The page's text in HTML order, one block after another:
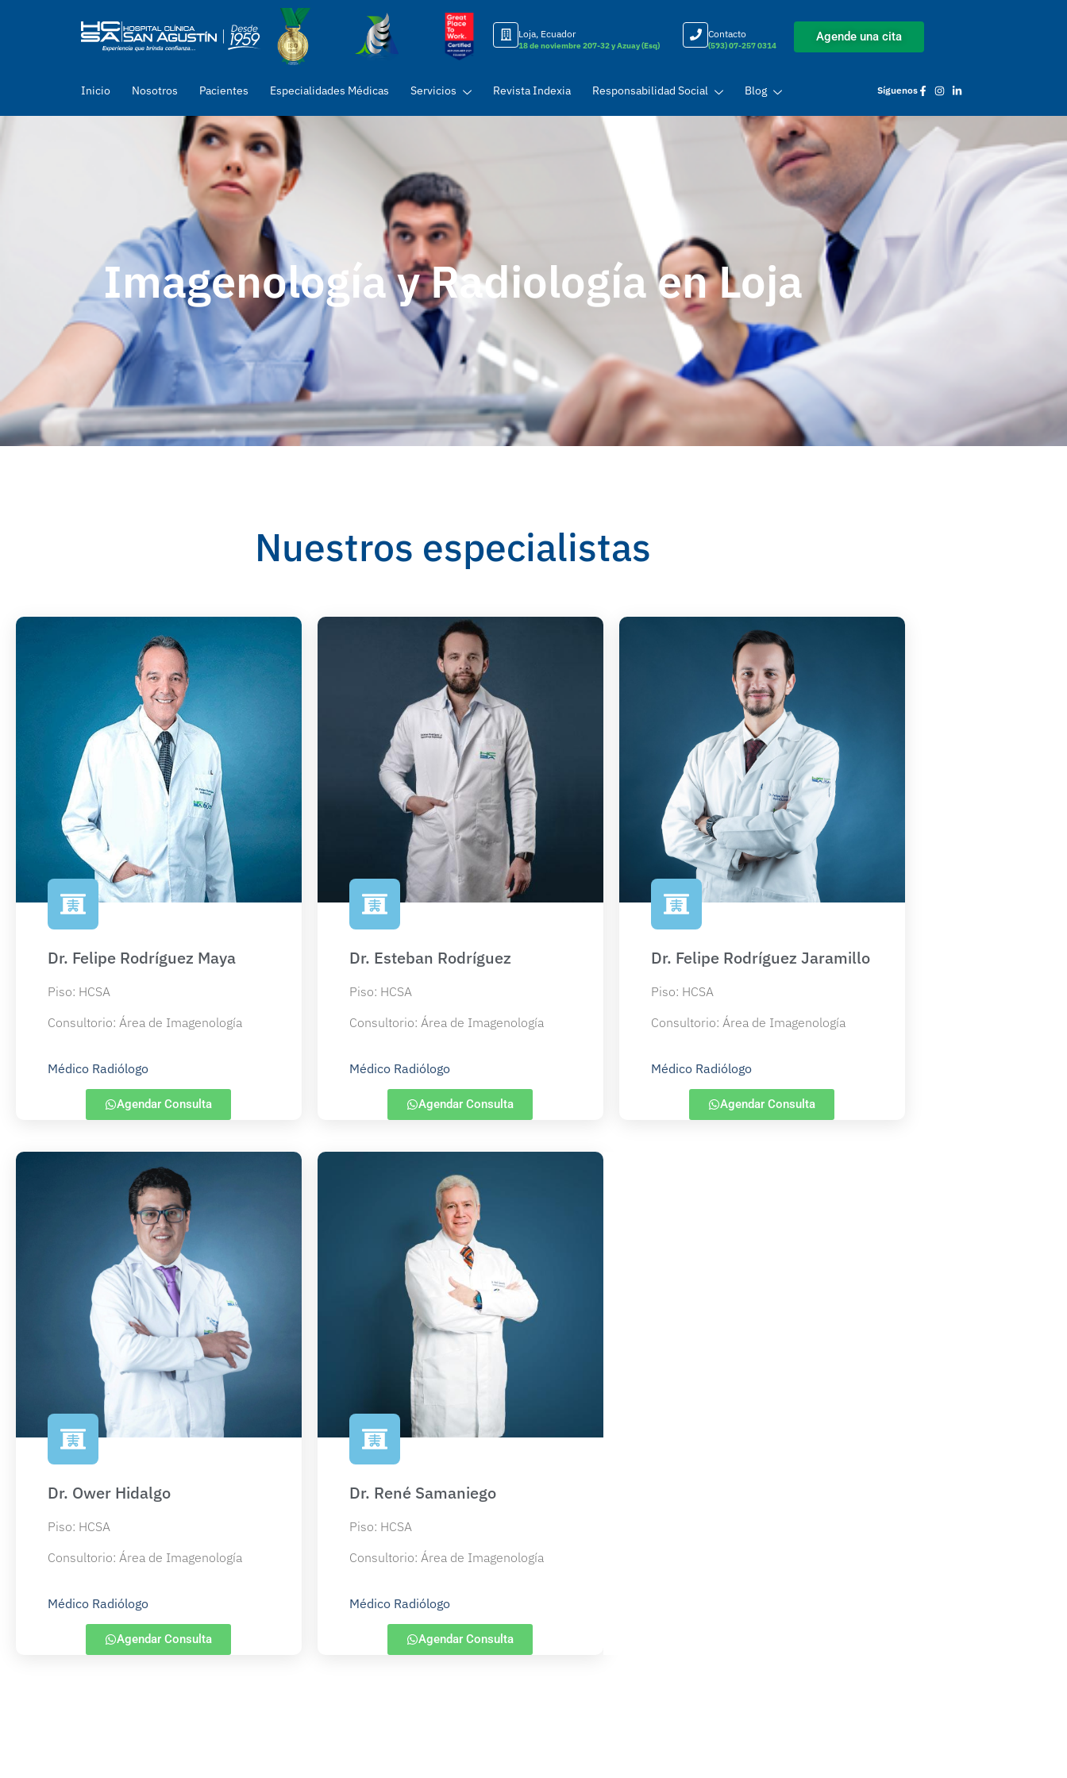
Loja, Ecuador
18 de noviembre 207-32 y Azuay (Esq)
Contacto
(593) 07-257 0314
Agende una cita
Inicio Nosotros Pacientes Especialidades Médicas Servicios Revista Indexia Responsabilidad Social Blog Síguenos
Imagenología y Radiología en Loja
Nuestros especialistas
Dr. Felipe Rodríguez Maya
Piso: HCSA
Consultorio: Área de Imagenología
Médico Radiólogo
Agendar Consulta
Dr. Esteban Rodríguez
Piso: HCSA
Consultorio: Área de Imagenología
Médico Radiólogo
Agendar Consulta
Dr. Felipe Rodríguez Jaramillo
Piso: HCSA
Consultorio: Área de Imagenología
Médico Radiólogo
Agendar Consulta
Dr. Ower Hidalgo
Piso: HCSA
Consultorio: Área de Imagenología
Médico Radiólogo
Agendar Consulta
Dr. René Samaniego
Piso: HCSA
Consultorio: Área de Imagenología
Médico Radiólogo
Agendar Consulta